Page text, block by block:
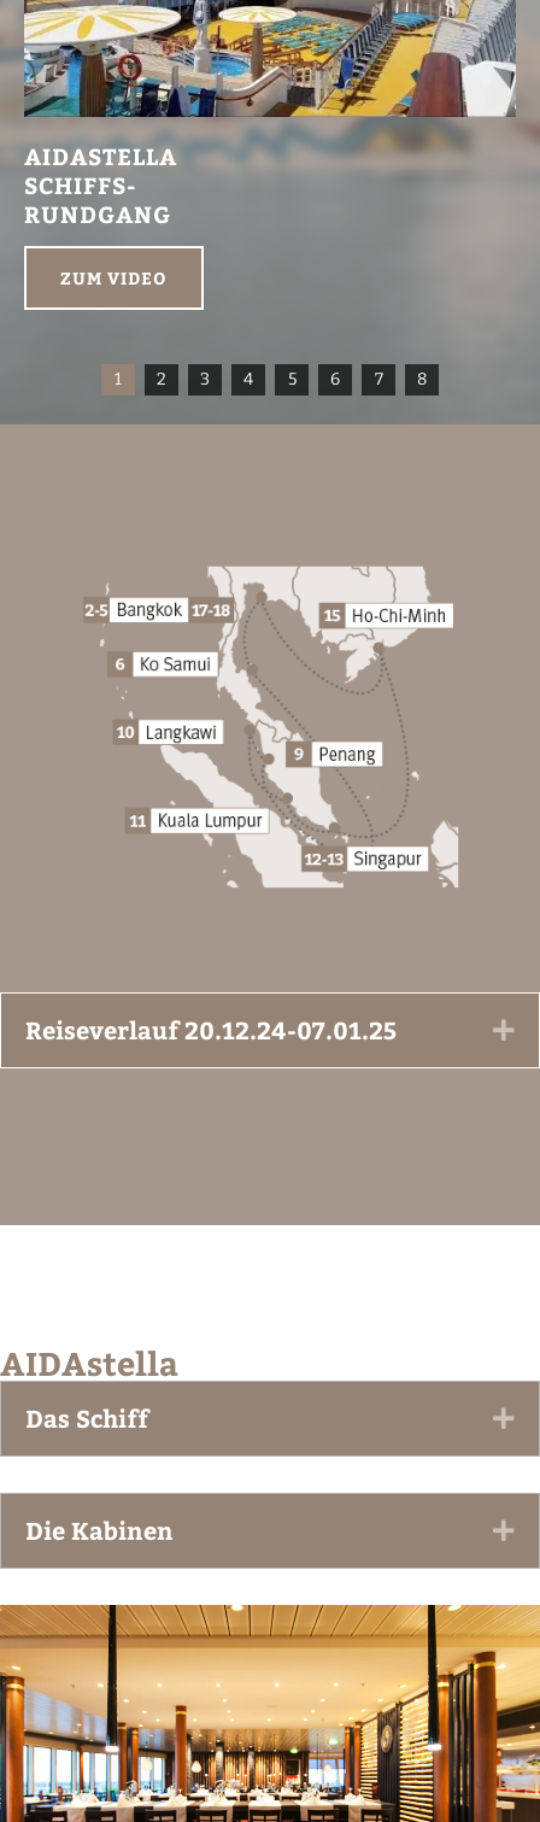
AIDASTELLA
SCHIFFS-
RUNDGANG
ZUM VIDEO
1 2 3 4 5 6 7 8
Reiseverlauf 20.12.24-07.01.25
AIDAstella
Das Schiff
Die Kabinen